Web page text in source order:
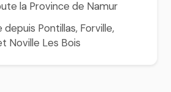
la Province de Namur
Pontillas, Forville,
Noville Les Bois